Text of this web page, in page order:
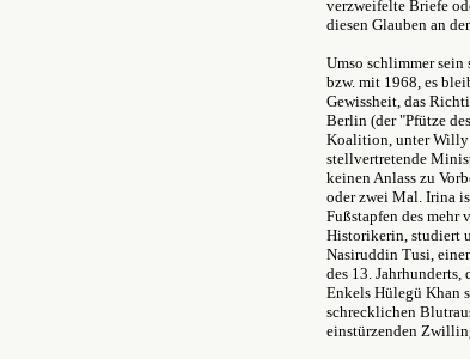
verzweifelte Briefe
diesen Glauben an
Umso schlimmer
bzw. mit 1968, es
Gewissheit, das
Berlin (der "Pfütze
Koalition, unter Willy
stellvertretende
keinen Anlass zu
oder zwei Mal. Irina
Fußstapfen des mehr
Historikerin, studiert
Nasiruddin Tusi,
des 13.
Enkels Hülegü Khan
schrecklichen
einstürzenden